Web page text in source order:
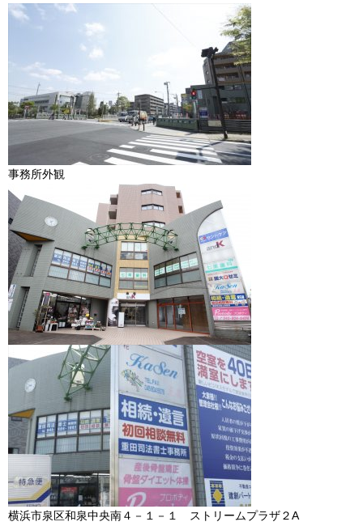
事務所外観
横浜市泉区和泉中央南４－１－１ ストリームプラザ２A